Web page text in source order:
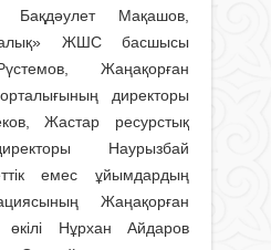
Мақашов,
ЖШС басшысы
Жаңақорған
директоры
Жастар ресурстық
Наурызбай
емес ұйымдардың
Жаңақорған
Нұрхан Айдаров